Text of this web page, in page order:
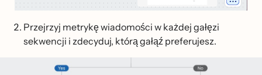
Przejrzyj metrykę wiadomości w każdej gałęzi
sekwencji i zdecyduj, którą gałąź preferujesz.